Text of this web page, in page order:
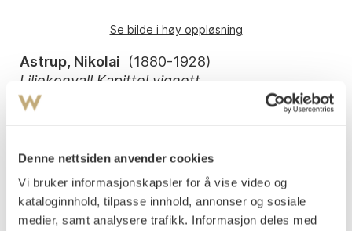
Denne nettsiden anvender cookies
Vi bruker informasjonskapsler for å vise video og
kataloginnhold, tilpasse innhold, annonser og sosiale
medier, samt analysere trafikk. Informasjon deles med
Se bilde i høy oppløsning
Astrup, Nikolai (1880-1928)
Liljekonvall Kapittel vignett
Blyant og penn på tynt gulhvitt papir
Påtegnet med blyant av kunstneren midt på: Kapitel 8
Påtegnet med blyant antagelig av kunstneren, nede på
arket: Udkast til kapitelvignet
Påtegnet på verso: "Kari".